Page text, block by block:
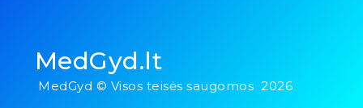
MedGyd.lt
MedGyd © Visos teisės saugomos 2026